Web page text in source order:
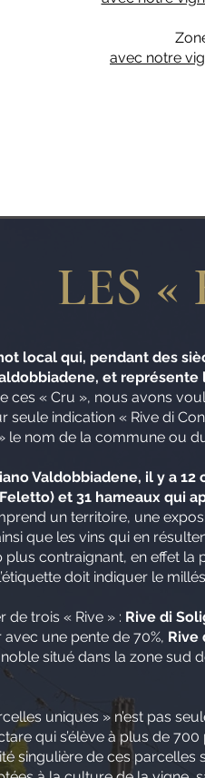
avec notre
LES «
local qui, pendant des
et
ces « Cru », nous avons
seule indication « Rive di
le nom de la commune ou
Valdobbiadene, il y a 12
et 31 hameaux qui
un territoire, une
que les vins qui en
contraignant, en effet
doit indiquer le
de trois « Rive » : Rive di
une pente de 70%, Rive
situé dans la zone sud
uniques » n’est pas
qui s’élève à plus de
singulière de ces